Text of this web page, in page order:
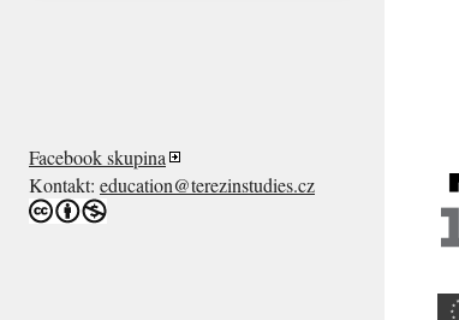
Facebook skupina
Kontakt: education@terezinstudies.cz